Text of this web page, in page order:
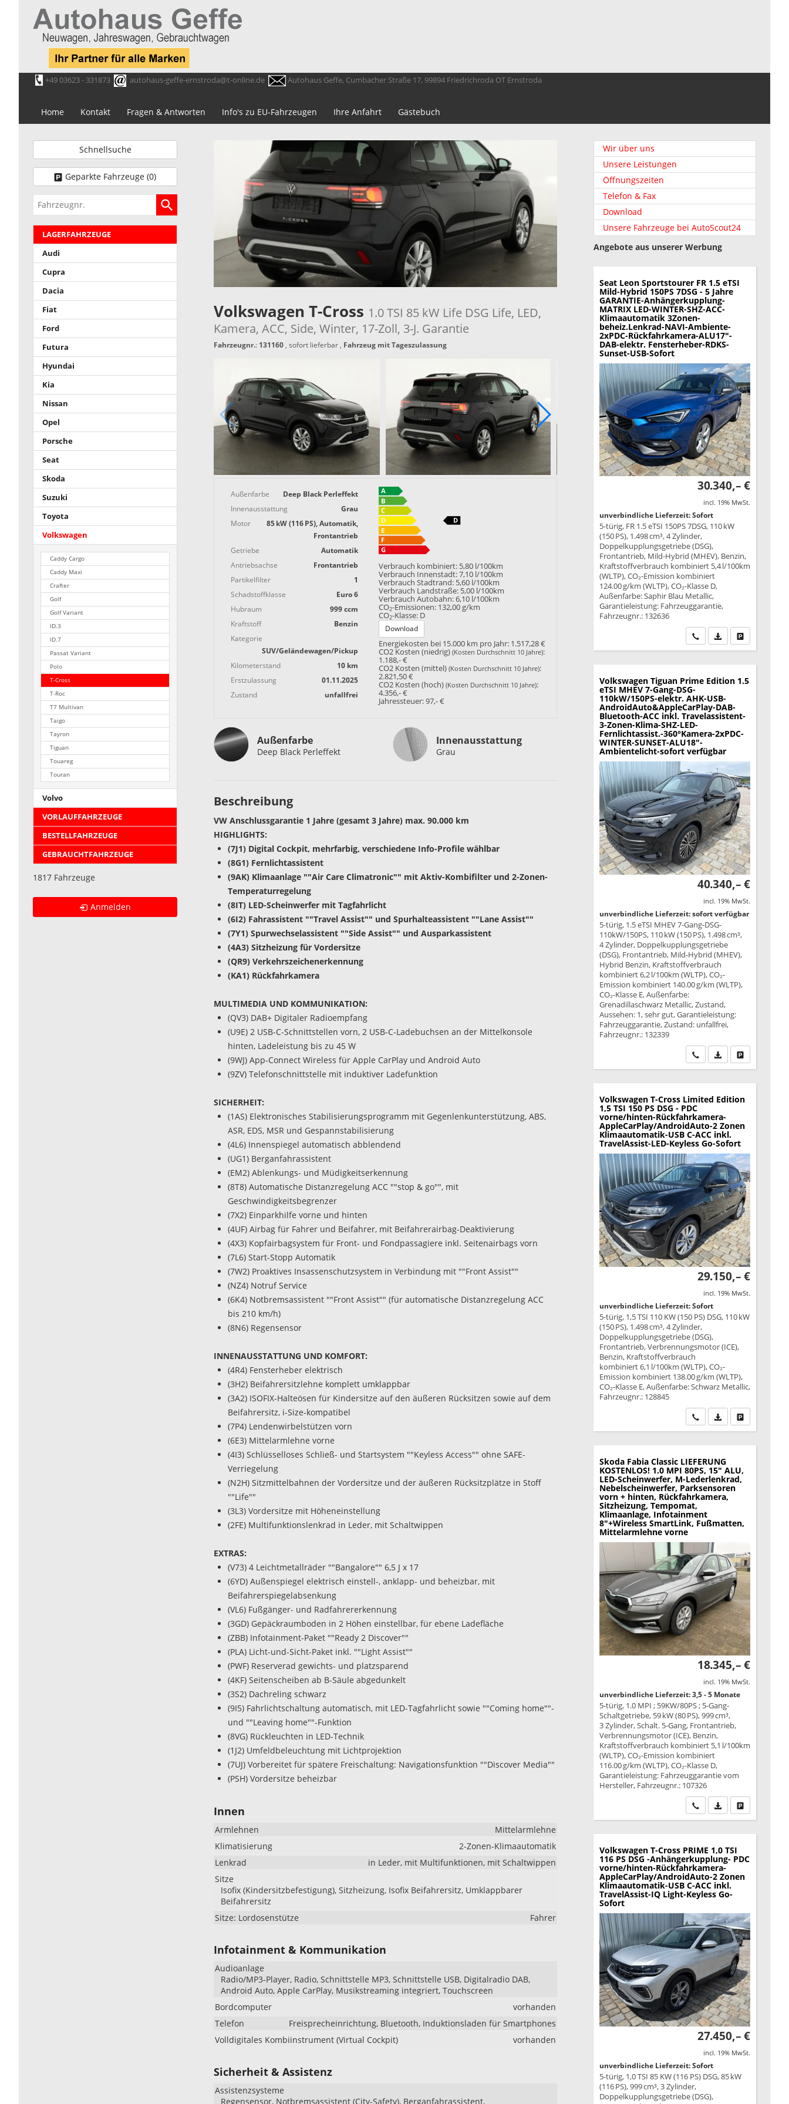
+49 03623 - 331873 autohaus-geffe-ernstroda@t-online.de Autohaus Geffe, Cumbacher Straße 17, 99894 Friedrichroda OT Ernstroda
Home Kontakt Fragen & Antworten Info's zu EU-Fahrzeugen Ihre Anfahrt Gästebuch
Volkswagen T-Cross 1.0 TSI 85 kW Life DSG Life, LED,
Kamera, ACC, Side, Winter, 17-Zoll, 3-J. Garantie
Fahrzeugnr.: 131160, sofort lieferbar, Fahrzeug mit Tageszulassung
Außenfarbe
Deep Black Perleffekt
Innenausstattung
Grau
Motor
85 kW (116 PS), Automatik,
Frontantrieb
Getriebe
Automatik
Antriebsachse
Frontantrieb
Partikelfilter
1
Schadstoffklasse
Euro 6
Hubraum
999 ccm
Kraftstoff
Benzin
Kategorie
SUV/Geländewagen/Pickup
Kilometerstand
10 km
Erstzulassung
01.11.2025
Zustand
unfallfrei
Verbrauch kombiniert: 5,80 l/100km
Verbrauch Innenstadt: 7,10 l/100km
Verbrauch Stadtrand: 5,60 l/100km
Verbrauch Landstraße: 5,00 l/100km
Verbrauch Autobahn: 6,10 l/100km
CO2-Emissionen: 132,00 g/km
CO2-Klasse: D
Download
Energiekosten bei 15.000 km pro Jahr: 1.517,28 €
CO2 Kosten (niedrig)(Kosten Durchschnitt 10 Jahre):
1.188,- €
CO2 Kosten (mittel)(Kosten Durchschnitt 10 Jahre):
2.821,50 €
CO2 Kosten (hoch)(Kosten Durchschnitt 10 Jahre):
4.356,- €
Jahressteuer: 97,- €
Außenfarbe
Deep Black Perleffekt
Innenausstattung
Innenausstattung
Grau
Beschreibung
VW Anschlussgarantie 1 Jahre (gesamt 3 Jahre) max. 90.000 km
HIGHLIGHTS:
(7J1) Digital Cockpit, mehrfarbig, verschiedene Info-Profile wählbar
(8G1) Fernlichtassistent
(9AK) Klimaanlage ""Air Care Climatronic"" mit Aktiv-Kombifilter und 2-Zonen-
Temperaturregelung
(8IT) LED-Scheinwerfer mit Tagfahrlicht
(6I2) Fahrassistent ""Travel Assist"" und Spurhalteassistent ""Lane Assist""
(7Y1) Spurwechselassistent ""Side Assist"" und Ausparkassistent
(4A3) Sitzheizung für Vordersitze
(QR9) Verkehrszeichenerkennung
(KA1) Rückfahrkamera
MULTIMEDIA UND KOMMUNIKATION:
(QV3) DAB+ Digitaler Radioempfang
(U9E) 2 USB-C-Schnittstellen vorn, 2 USB-C-Ladebuchsen an der Mittelkonsole
hinten, Ladeleistung bis zu 45 W
(9WJ) App-Connect Wireless für Apple CarPlay und Android Auto
(9ZV) Telefonschnittstelle mit induktiver Ladefunktion
SICHERHEIT:
(1AS) Elektronisches Stabilisierungsprogramm mit Gegenlenkunterstützung, ABS,
ASR, EDS, MSR und Gespannstabilisierung
(4L6) Innenspiegel automatisch abblendend
(UG1) Berganfahrassistent
(EM2) Ablenkungs- und Müdigkeitserkennung
(8T8) Automatische Distanzregelung ACC ""stop & go"", mit
Geschwindigkeitsbegrenzer
(7X2) Einparkhilfe vorne und hinten
(4UF) Airbag für Fahrer und Beifahrer, mit Beifahrerairbag-Deaktivierung
(4X3) Kopfairbagsystem für Front- und Fondpassagiere inkl. Seitenairbags vorn
(7L6) Start-Stopp Automatik
(7W2) Proaktives Insassenschutzsystem in Verbindung mit ""Front Assist""
(NZ4) Notruf Service
(6K4) Notbremsassistent ""Front Assist"" (für automatische Distanzregelung ACC
bis 210 km/h)
(8N6) Regensensor
INNENAUSSTATTUNG UND KOMFORT:
(4R4) Fensterheber elektrisch
(3H2) Beifahrersitzlehne komplett umklappbar
(3A2) ISOFIX-Halteösen für Kindersitze auf den äußeren Rücksitzen sowie auf dem
Beifahrersitz, i-Size-kompatibel
(7P4) Lendenwirbelstützen vorn
(6E3) Mittelarmlehne vorne
(4I3) Schlüsselloses Schließ- und Startsystem ""Keyless Access"" ohne SAFE-
Verriegelung
(N2H) Sitzmittelbahnen der Vordersitze und der äußeren Rücksitzplätze in Stoff
""Life""
(3L3) Vordersitze mit Höheneinstellung
(2FE) Multifunktionslenkrad in Leder, mit Schaltwippen
EXTRAS:
(V73) 4 Leichtmetallräder ""Bangalore"" 6,5 J x 17
(6YD) Außenspiegel elektrisch einstell-, anklapp- und beheizbar, mit
Beifahrerspiegelabsenkung
(VL6) Fußgänger- und Radfahrererkennung
(3GD) Gepäckraumboden in 2 Höhen einstellbar, für ebene Ladefläche
(ZBB) Infotainment-Paket ""Ready 2 Discover""
(PLA) Licht-und-Sicht-Paket inkl. ""Light Assist""
(PWF) Reserverad gewichts- und platzsparend
(4KF) Seitenscheiben ab B-Säule abgedunkelt
(3S2) Dachreling schwarz
(9I5) Fahrlichtschaltung automatisch, mit LED-Tagfahrlicht sowie ""Coming home""-
und ""Leaving home""-Funktion
(8VG) Rückleuchten in LED-Technik
(1J2) Umfeldbeleuchtung mit Lichtprojektion
(7UJ) Vorbereitet für spätere Freischaltung: Navigationsfunktion ""Discover Media""
(PSH) Vordersitze beheizbar
Innen
Armlehnen
Mittelarmlehne
Klimatisierung
2-Zonen-Klimaautomatik
Lenkrad
in Leder, mit Multifunktionen, mit Schaltwippen
Sitze
Isofix (Kindersitzbefestigung), Sitzheizung, Isofix Beifahrersitz, Umklappbarer
Beifahrersitz
Sitze: Lordosenstütze
Fahrer
Infotainment & Kommunikation
Audioanlage
Radio/MP3-Player, Radio, Schnittstelle MP3, Schnittstelle USB, Digitalradio DAB,
Android Auto, Apple CarPlay, Musikstreaming integriert, Touchscreen
Bordcomputer
vorhanden
Telefon
Freisprecheinrichtung, Bluetooth, Induktionsladen für Smartphones
Volldigitales Kombiinstrument (Virtual Cockpit)
vorhanden
Sicherheit & Assistenz
Assistenzsysteme
Regensensor, Notbremsassistent (City-Safety), Berganfahrassistent,
Schnellsuche
Geparkte Fahrzeuge (0)
Fahrzeugnr.
LAGERFAHRZEUGE
Audi
Cupra
Dacia
Fiat
Ford
Futura
Hyundai
Kia
Nissan
Opel
Porsche
Seat
Skoda
Suzuki
Toyota
Volkswagen
Caddy Cargo
Caddy Maxi
Crafter
Golf
Golf Variant
ID.3
ID.7
Passat Variant
Polo
T-Cross
T-Roc
T7 Multivan
Taigo
Tayron
Tiguan
Touareg
Touran
Volvo
VORLAUFFAHRZEUGE
BESTELLFAHRZEUGE
GEBRAUCHTFAHRZEUGE
1817 Fahrzeuge
Anmelden
Wir über uns
Unsere Leistungen
Öffnungszeiten
Telefon & Fax
Download
Unsere Fahrzeuge bei AutoScout24
Angebote aus unserer Werbung
Seat Leon Sportstourer FR 1.5 eTSI
Mild-Hybrid 150PS 7DSG - 5 Jahre
GARANTIE-Anhängerkupplung-
MATRIX LED-WINTER-SHZ-ACC-
Klimaautomatik 3Zonen-
beheiz.Lenkrad-NAVI-Ambiente-
2xPDC-Rückfahrkamera-ALU17"-
DAB-elektr. Fensterheber-RDKS-
Sunset-USB-Sofort
30.340,– €
incl. 19% MwSt.
unverbindliche Lieferzeit: Sofort
5-türig, FR 1.5 eTSI 150PS 7DSG, 110 kW
(150 PS), 1.498 cm³, 4 Zylinder,
Doppelkupplungsgetriebe (DSG),
Frontantrieb, Mild-Hybrid (MHEV), Benzin,
Kraftstoffverbrauch kombiniert 5,4 l/100km
(WLTP), CO₂-Emission kombiniert
124.00 g/km (WLTP), CO₂-Klasse D,
Außenfarbe: Saphir Blau Metallic,
Garantieleistung: Fahrzeuggarantie,
Fahrzeugnr.: 132636
Wir rufen Sie an
PDF-Datei,Drucken,
Volkswagen Tiguan Prime Edition 1.5
eTSI MHEV 7-Gang-DSG-
110kW/150PS-elektr. AHK-USB-
AndroidAuto&AppleCarPlay-DAB-
Bluetooth-ACC inkl. Travelassistent-
3-Zonen-Klima-SHZ-LED-
Fernlichtassist.-360°Kamera-2xPDC-
WINTER-SUNSET-ALU18"-
Ambientelicht-sofort verfügbar
40.340,– €
incl. 19% MwSt.
unverbindliche Lieferzeit: sofort verfügbar
5-türig, 1.5 eTSI MHEV 7-Gang-DSG-
110kW/150PS, 110 kW (150 PS), 1.498 cm³,
4 Zylinder, Doppelkupplungsgetriebe
(DSG), Frontantrieb, Mild-Hybrid (MHEV),
Hybrid Benzin, Kraftstoffverbrauch
kombiniert 6,2 l/100km (WLTP), CO₂-
Emission kombiniert 140.00 g/km (WLTP),
CO₂-Klasse E, Außenfarbe:
Grenadillaschwarz Metallic, Zustand,
Aussehen: 1, sehr gut, Garantieleistung:
Fahrzeuggarantie, Zustand: unfallfrei,
Fahrzeugnr.: 132339
Wir rufen Sie an
PDF-Datei,Drucken,
Volkswagen T-Cross Limited Edition
1,5 TSI 150 PS DSG - PDC
vorne/hinten-Rückfahrkamera-
AppleCarPlay/AndroidAuto-2 Zonen
Klimaautomatik-USB C-ACC inkl.
TravelAssist-LED-Keyless Go-Sofort
29.150,– €
incl. 19% MwSt.
unverbindliche Lieferzeit: Sofort
5-türig, 1,5 TSI 110 KW (150 PS) DSG, 110 kW
(150 PS), 1.498 cm³, 4 Zylinder,
Doppelkupplungsgetriebe (DSG),
Frontantrieb, Verbrennungsmotor (ICE),
Benzin, Kraftstoffverbrauch
kombiniert 6,1 l/100km (WLTP), CO₂-
Emission kombiniert 138.00 g/km (WLTP),
CO₂-Klasse E, Außenfarbe: Schwarz Metallic,
Fahrzeugnr.: 128845
Wir rufen Sie an
PDF-Datei,Drucken,
Skoda Fabia Classic LIEFERUNG
KOSTENLOS! 1.0 MPI 80PS, 15" ALU,
LED-Scheinwerfer, M-Lederlenkrad,
Nebelscheinwerfer, Parksensoren
vorn + hinten, Rückfahrkamera,
Sitzheizung, Tempomat,
Klimaanlage, Infotainment
8"+Wireless SmartLink, Fußmatten,
Mittelarmlehne vorne
18.345,– €
incl. 19% MwSt.
unverbindliche Lieferzeit: 3,5 - 5 Monate
5-türig, 1.0 MPI ; 59KW/80PS ; 5-Gang-
Schaltgetriebe, 59 kW (80 PS), 999 cm³,
3 Zylinder, Schalt. 5-Gang, Frontantrieb,
Verbrennungsmotor (ICE), Benzin,
Kraftstoffverbrauch kombiniert 5,1 l/100km
(WLTP), CO₂-Emission kombiniert
116.00 g/km (WLTP), CO₂-Klasse D,
Garantieleistung: Fahrzeuggarantie vom
Hersteller, Fahrzeugnr.: 107326
Wir rufen Sie an
PDF-Datei,Drucken,
Volkswagen T-Cross PRIME 1,0 TSI
116 PS DSG -Anhängerkupplung- PDC
vorne/hinten-Rückfahrkamera-
AppleCarPlay/AndroidAuto-2 Zonen
Klimaautomatik-USB C-ACC inkl.
TravelAssist-IQ Light-Keyless Go-
Sofort
27.450,– €
incl. 19% MwSt.
unverbindliche Lieferzeit: Sofort
5-türig, 1,0 TSI 85 KW (116 PS) DSG, 85 kW
(116 PS), 999 cm³, 3 Zylinder,
Doppelkupplungsgetriebe (DSG),